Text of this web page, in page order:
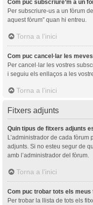
Com puc subscriure’m a un
Per subscriure-us a un fòrum
aquest fòrum” quan hi entreu.
Torna a l’inici
Com puc cancel·lar les
Per cancel·lar les vostres
i seguiu els enllaços a les
Torna a l’inici
Fitxers adjunts
Quin tipus de fitxers adjunts
L’administrador de cada
adjunts. Si no esteu segur de
amb l’administrador del fòrum.
Torna a l’inici
Com puc trobar tots els
Per trobar la llista de tots els